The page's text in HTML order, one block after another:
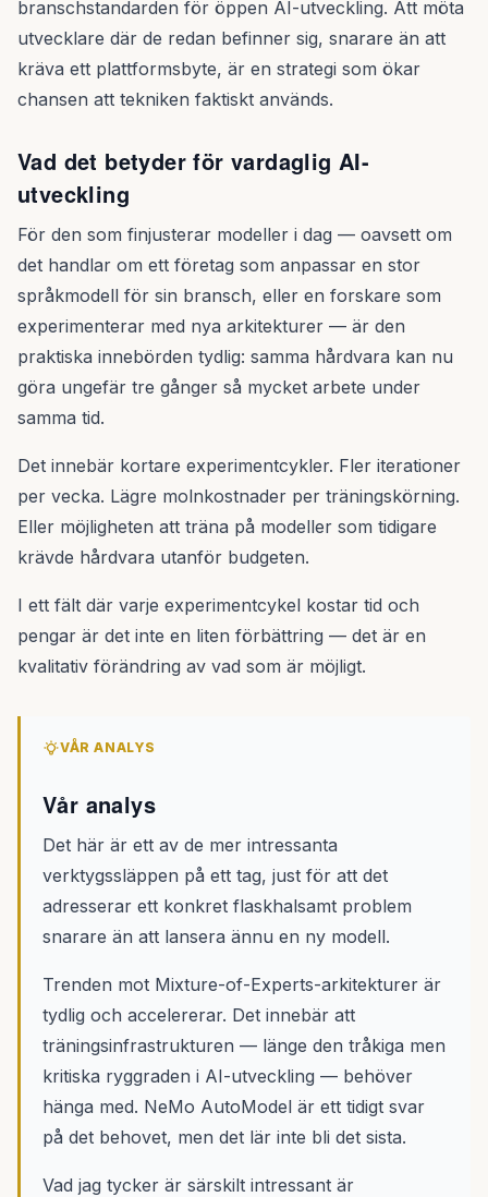
branschstandarden för öppen AI-utveckling. Att möta
utvecklare där de redan befinner sig, snarare än att
kräva ett plattformsbyte, är en strategi som ökar
chansen att tekniken faktiskt används.
Vad det betyder för vardaglig AI-
utveckling
För den som finjusterar modeller i dag — oavsett om
det handlar om ett företag som anpassar en stor
språkmodell för sin bransch, eller en forskare som
experimenterar med nya arkitekturer — är den
praktiska innebörden tydlig: samma hårdvara kan nu
göra ungefär tre gånger så mycket arbete under
samma tid.
Det innebär kortare experimentcykler. Fler iterationer
per vecka. Lägre molnkostnader per träningskörning.
Eller möjligheten att träna på modeller som tidigare
krävde hårdvara utanför budgeten.
I ett fält där varje experimentcykel kostar tid och
pengar är det inte en liten förbättring — det är en
kvalitativ förändring av vad som är möjligt.
VÅR ANALYS
Vår analys
Det här är ett av de mer intressanta
verktygssläppen på ett tag, just för att det
adresserar ett konkret flaskhalsamt problem
snarare än att lansera ännu en ny modell.
Trenden mot Mixture-of-Experts-arkitekturer är
tydlig och accelererar. Det innebär att
träningsinfrastrukturen — länge den tråkiga men
kritiska ryggraden i AI-utveckling — behöver
hänga med. NeMo AutoModel är ett tidigt svar
på det behovet, men det lär inte bli det sista.
Vad jag tycker är särskilt intressant är